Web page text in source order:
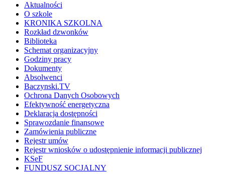
Aktualności
O szkole
KRONIKA SZKOLNA
Rozkład dzwonków
Biblioteka
Schemat organizacyjny
Godziny pracy
Dokumenty
Absolwenci
Baczynski.TV
Ochrona Danych Osobowych
Efektywność energetyczna
Deklaracja dostępności
Sprawozdanie finansowe
Zamówienia publiczne
Rejestr umów
Rejestr wniosków o udostępnienie informacji publicznej
KSeF
FUNDUSZ SOCJALNY